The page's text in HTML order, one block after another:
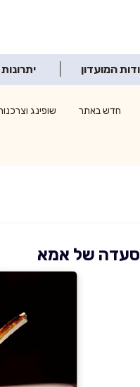
המועדון
חדש באתר שופינג
של אמא